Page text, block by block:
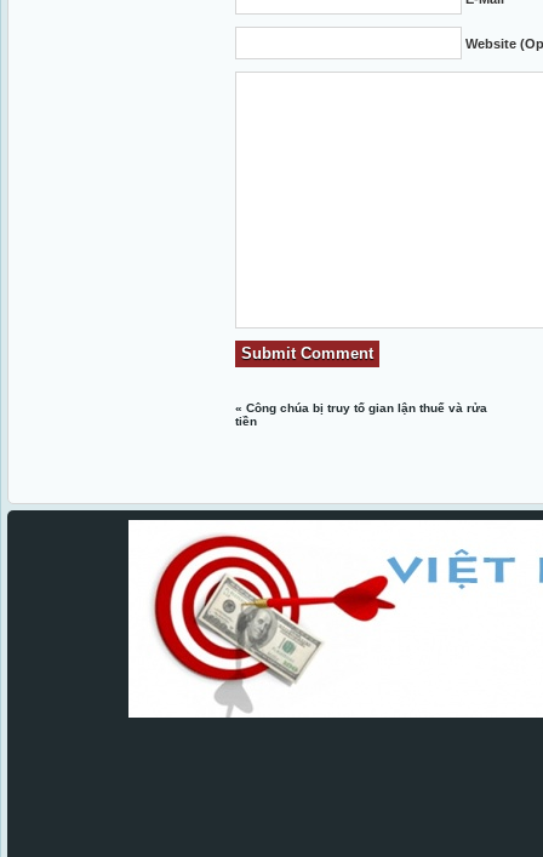
Website
«Công chúa bị truy tố gian lận thuế và rửa
tiền